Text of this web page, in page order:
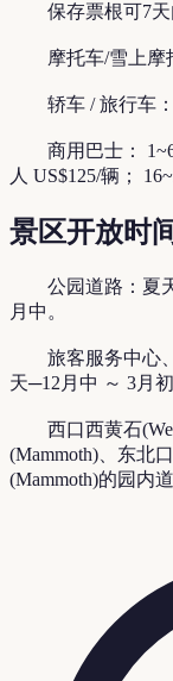
保存票根可7天
摩托车/雪上摩
轿车 / 旅行车：
商用巴士： 1~6
人 US$125/辆；
景区开放时
公园道路：夏天
月中。
旅客服务中心、
天─12月中 ～ 3月初
西口西黄石
(Mammoth)、东北
(Mammoth)的园内